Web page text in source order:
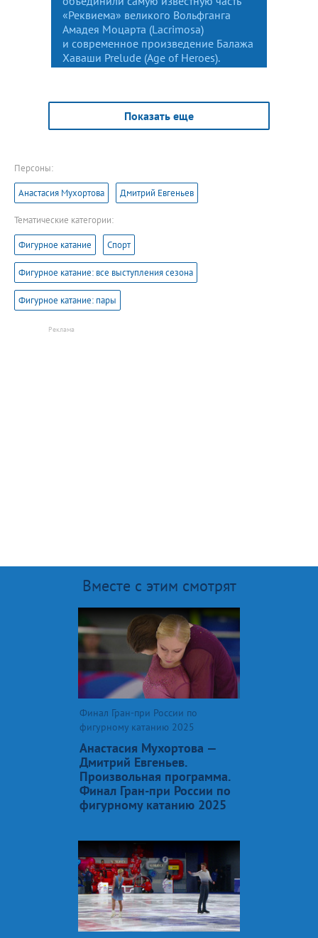
«Реквиема» великого Вольфганга
Амадея Моцарта (Lacrimosa)
и современное произведение Балажа
Хаваши Prelude (Age of Heroes).
Показать еще
Персоны:
Анастасия Мухортова Дмитрий Евгеньев
Тематические категории:
Фигурное катание Спорт
Фигурное катание: все выступления сезона
Фигурное катание: пары
Вместе с этим смотрят
Финал Гран-при России по
фигурному катанию 2025
Анастасия Мухортова —
Дмитрий Евгеньев.
Произвольная программа.
Финал Гран-при России по
фигурному катанию 2025